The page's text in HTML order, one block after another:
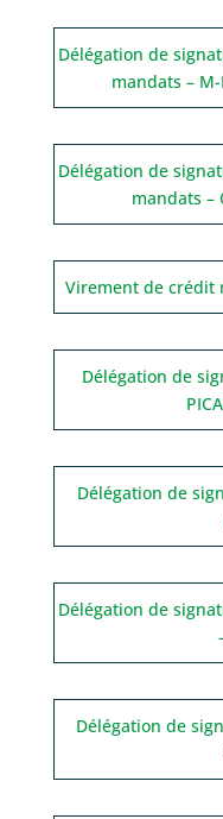
Délégation de
mandats – M-
Délégation de
mandats –
Virement de crédit
Délégation de
Délégation de
Délégation de
Délégation de